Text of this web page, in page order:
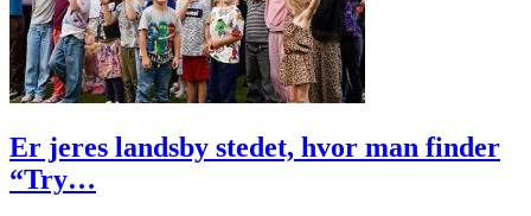
Er jeres landsby stedet, hvor man finder
“Try…